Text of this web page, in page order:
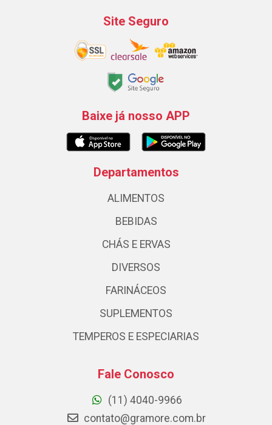
Site Seguro
Baixe já nosso APP
Departamentos
ALIMENTOS
BEBIDAS
CHÁS E ERVAS
DIVERSOS
FARINÁCEOS
SUPLEMENTOS
TEMPEROS E ESPECIARIAS
Fale Conosco
(11) 4040-9966
contato@gramore.com.br